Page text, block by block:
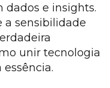
dados e insights.
a sensibilidade
unir tecnologia